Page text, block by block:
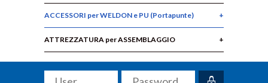
ACCESSORI per WELDON e PU (Portapunte)
ATTREZZATURA per ASSEMBLAGGIO